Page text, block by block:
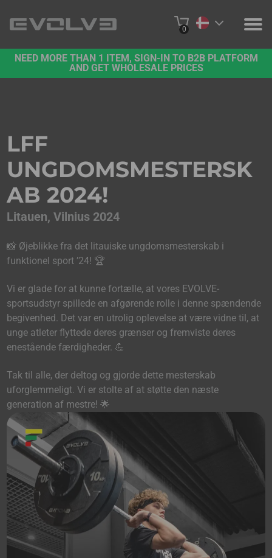
0
PRODUKTER
PROJEKTER
KØB ONLINE
NEED MORE THAN 1 ITEM, SIGN-IN TO B2B PLATFORM
AND GET WHOLESALE PRICES
LFF
UNGDOMSMESTERSK
AB 2024!
Litauen, Vilnius 2024
📸 Øjeblikke fra det litauiske ungdomsmesterskab i
funktionel sport ’24! 🏆
Vi er glade for at kunne fortælle, at vores EVOLVE-
sportsudstyr spillede en afgørende rolle i denne spændende
begivenhed. Det var en utrolig oplevelse at være vidne til, at
unge atleter flyttede deres grænser og fremviste deres
enestående færdigheder. 💪
Tak til alle, der deltog og gjorde dette mesterskab
uforglemmeligt. Vi er stolte af at støtte den næste
generation af mestre! 🌟